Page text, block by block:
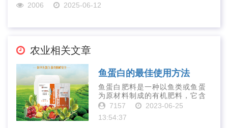
2006 2025-06-12
农业相关文章
鱼蛋白的最佳使用方法
鱼蛋白肥料是一种以鱼类或鱼蛋
为原材料制成的有机肥料，它含
有丰富的营养物质，如氮、磷、
元素和植物生长因子。这些营养
7157
2023-06-25
13:54:37